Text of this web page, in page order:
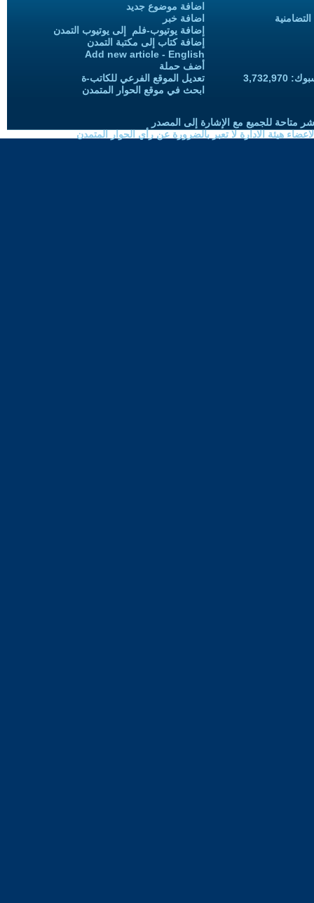
اضافة موضوع جديد
اضافة خبر
إضافة يوتيوب-فلم إلى يوتيوب التمدن
إضافة كتاب إلى مكتبة التمدن
Add new article - English
أضف حملة
تعديل الموقع الفرعي للكاتب-ة
ابحث في موقع الحوار المتمدن
متاحة للجميع مع الإشارة إلى المصدر
هيئة الادارة لا تعبر بالضرورة عن رأي الحوار المتمدن